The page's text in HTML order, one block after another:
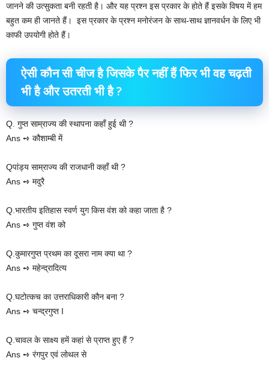
जानने की उत्सुकता बनी रहती है। और यह प्रश्न इस प्रकार के होते हैं इसके विषय में हम
बहुत कम ही जानते हैं। ‌ इस प्रकार के प्रश्न मनोरंजन के साथ-साथ ज्ञानवर्धन के लिए भी
काफी उपयोगी होते हैं।
ऐसी कौन सी चीज है जिसके पैर नहीं हैं फिर भी वह चढ़ती
भी है और उतरती भी है ?
Q. गुप्त साम्राज्य की स्थापना कहाँ हुई थी ?
Ans ➺ कौशाम्बी में
Qपांड्य साम्राज्य की राजधानी कहाँ थी ?
Ans ➺ मदुरै
Q.भारतीय इतिहास स्वर्ण युग किस वंश को कहा जाता है ?
Ans ➺ गुप्त वंश को
Q.कुमारगुप्त प्रथम का दूसरा नाम क्या था ?
Ans ➺ महेन्द्रादित्य
Q.घटोत्कच का उत्तराधिकारी कौन बना ?
Ans ➺ चन्द्रगुप्त I
Q.चावल के साक्ष्य हमें कहां से प्राप्त हुए हैं ?
Ans ➺ रंगपुर एवं लोथल से